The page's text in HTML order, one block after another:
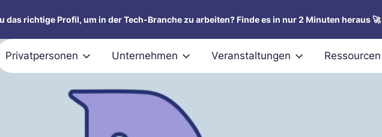
das richtige Profil, um in der Tech-Branche zu arbeiten? Finde es in nur 2 Minuten heraus 🚀
Privatpersonen Unternehmen Veranstaltungen Ressourcen